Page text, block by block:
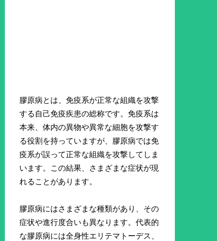
膠原病とは、免疫系が正常な組織を攻撃
する自己免疫疾患の総称です。免疫系は
本来、体内の異物や異常な細胞を攻撃す
る役割を持っていますが、膠原病では免
疫系が誤って正常な組織を攻撃してしま
います。この結果、さまざまな症状が現
れることがあります。
膠原病にはさまざまな種類があり、その
症状や進行度合いも異なります。代表的
な膠原病には全身性エリテマトーデス、